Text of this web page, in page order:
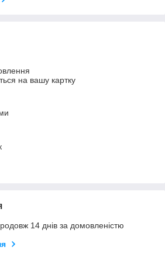
на вашу картку
14 днів за домовленістю